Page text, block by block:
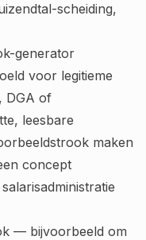
scheiding,
generator
voor legitieme
DGA of
leesbare
maken
concept
— bijvoorbeeld om